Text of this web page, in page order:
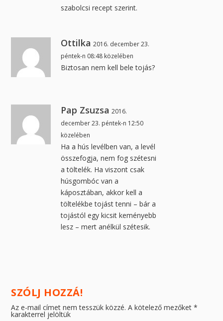
szabolcsi recept szerint.
Ottilka 2016. december 23.
péntek-n 08:48 közelében
Biztosan nem kell bele tojás?
Pap Zsuzsa 2016.
december 23. péntek-n 12:50
közelében
Ha a hús levélben van, a levél
összefogja, nem fog szétesni
a töltelék. Ha viszont csak
húsgombóc van a
káposztában, akkor kell a
töltelékbe tojást tenni – bár a
tojástól egy kicsit keményebb
lesz – mert anélkül szétesik.
SZÓLJ HOZZÁ!
Az e-mail címet nem tesszük közzé. A kötelező mezőket*
karakterrel jelöltük